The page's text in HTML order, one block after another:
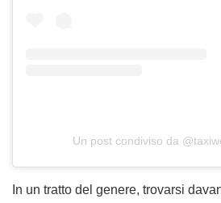
Un post condiviso da
In un tratto del genere, trovarsi